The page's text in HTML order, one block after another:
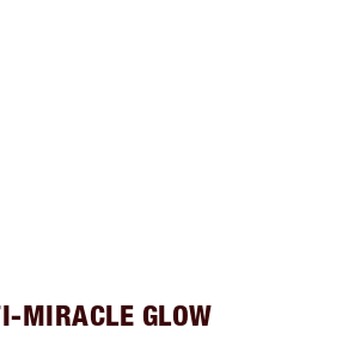
MIRACLE GLOW